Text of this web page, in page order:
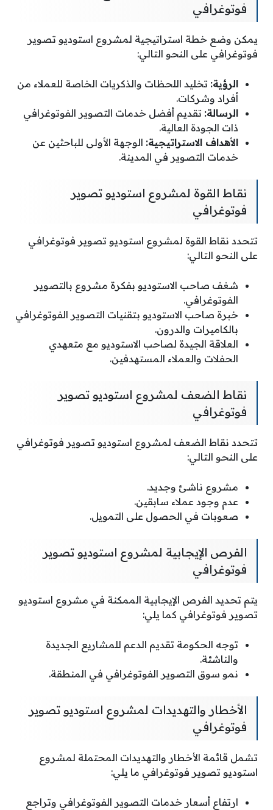
فوتوغرافي
يمكن وضع خطة استراتيجية لمشروع استوديو تصوير
فوتوغرافي على النحو التالي:
الرؤية: تخليد اللحظات والذكريات الخاصة للعملاء من
أفراد وشركات.
الرسالة: تقديم أفضل خدمات التصوير الفوتوغرافي
ذات الجودة العالية.
الأهداف الاستراتيجية: الوجهة الأولى للباحثين عن
خدمات التصوير في المدينة.
نقاط القوة لمشروع استوديو تصوير
فوتوغرافي
تتحدد نقاط القوة لمشروع استوديو تصوير فوتوغرافي
على النحو التالي:
شغف صاحب الاستوديو بفكرة مشروع بالتصوير
الفوتوغرافي.
خبرة صاحب الاستوديو بتقنيات التصوير الفوتوغرافي
بالكاميرات والدرون.
العلاقة الجيدة لصاحب الاستوديو مع متعهدي
الحفلات والعملاء المستهدفين.
نقاط الضعف لمشروع استوديو تصوير
فوتوغرافي
تتحدد نقاط الضعف لمشروع استوديو تصوير فوتوغرافي
على النحو التالي:
مشروع ناشئ وجديد.
عدم وجود عملاء سابقين.
صعوبات في الحصول على التمويل.
الفرص الإيجابية لمشروع استوديو تصوير
فوتوغرافي
يتم تحديد الفرص الإيجابية الممكنة في مشروع استوديو
تصوير فوتوغرافي كما يلي:
توجه الحكومة تقديم الدعم للمشاريع الجديدة
والناشئة.
نمو سوق التصوير الفوتوغرافي في المنطقة.
الأخطار والتهديدات لمشروع استوديو تصوير
فوتوغرافي
تشمل قائمة الأخطار والتهديدات المحتملة لمشروع
استوديو تصوير فوتوغرافي ما يلي:
ارتفاع أسعار خدمات التصوير الفوتوغرافي وتراجع